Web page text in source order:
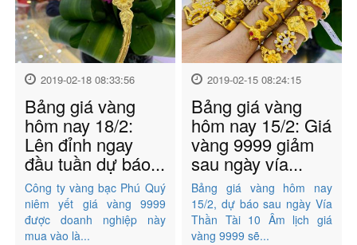
2019-02-18 08:33:56
Bảng giá vàng
hôm nay 18/2:
Lên đỉnh ngay
đầu tuần dự báo...
Công ty vàng bạc Phú Quý
niêm yết giá vàng 9999
được doanh nghiệp này
mua vào là...
2019-02-15 08:24:15
Bảng giá vàng
hôm nay 15/2: Giá
vàng 9999 giảm
sau ngày vía...
Bảng giá vàng hôm nay
15/2, dự báo sau ngày Vía
Thần Tài 10 Âm lịch giá
vàng 9999 sẽ...